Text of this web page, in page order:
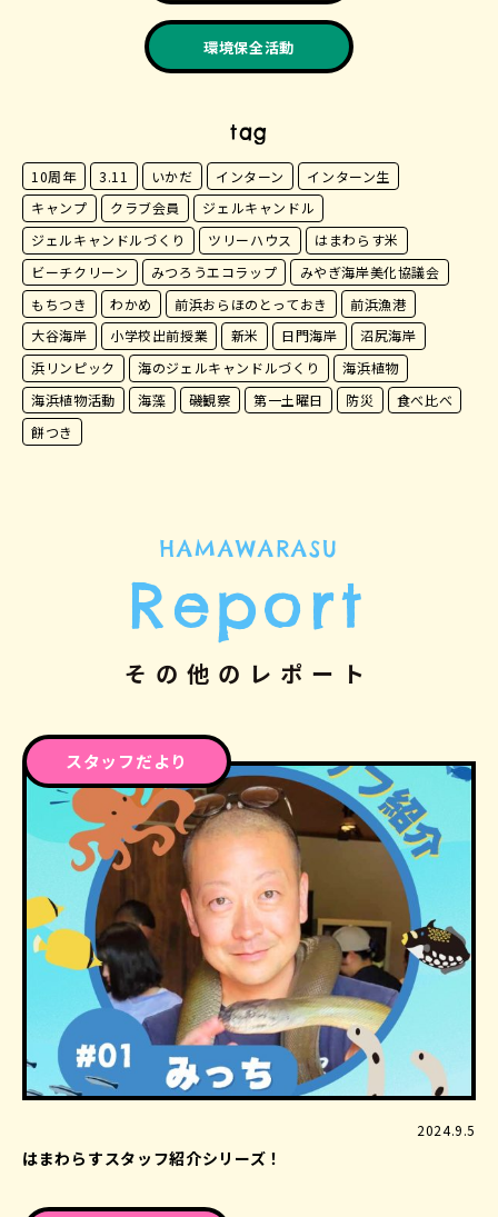
環境保全活動
tag
10周年 3.11 いかだ インターン
インターン生
キャンプ
クラブ会員
ジェルキャンドル
ジェルキャンドルづくり
ツリーハウス
はまわらす米
ビーチクリーン
みつろうエコラップ
みやぎ海岸美化協議会
もちつき
わかめ 前浜おらほのとっておき
前浜漁港
大谷海岸
小学校出前授業 新米 日門海岸
沼尻海岸
浜リンピック
海のジェルキャンドルづくり
海浜植物
海浜植物活動
海藻 磯観察 第一土曜日 防災
食べ比べ
餅つき
HAMAWARASU
Report
その他のレポート
スタッフだより
2024.9.5
はまわらすスタッフ紹介シリーズ！